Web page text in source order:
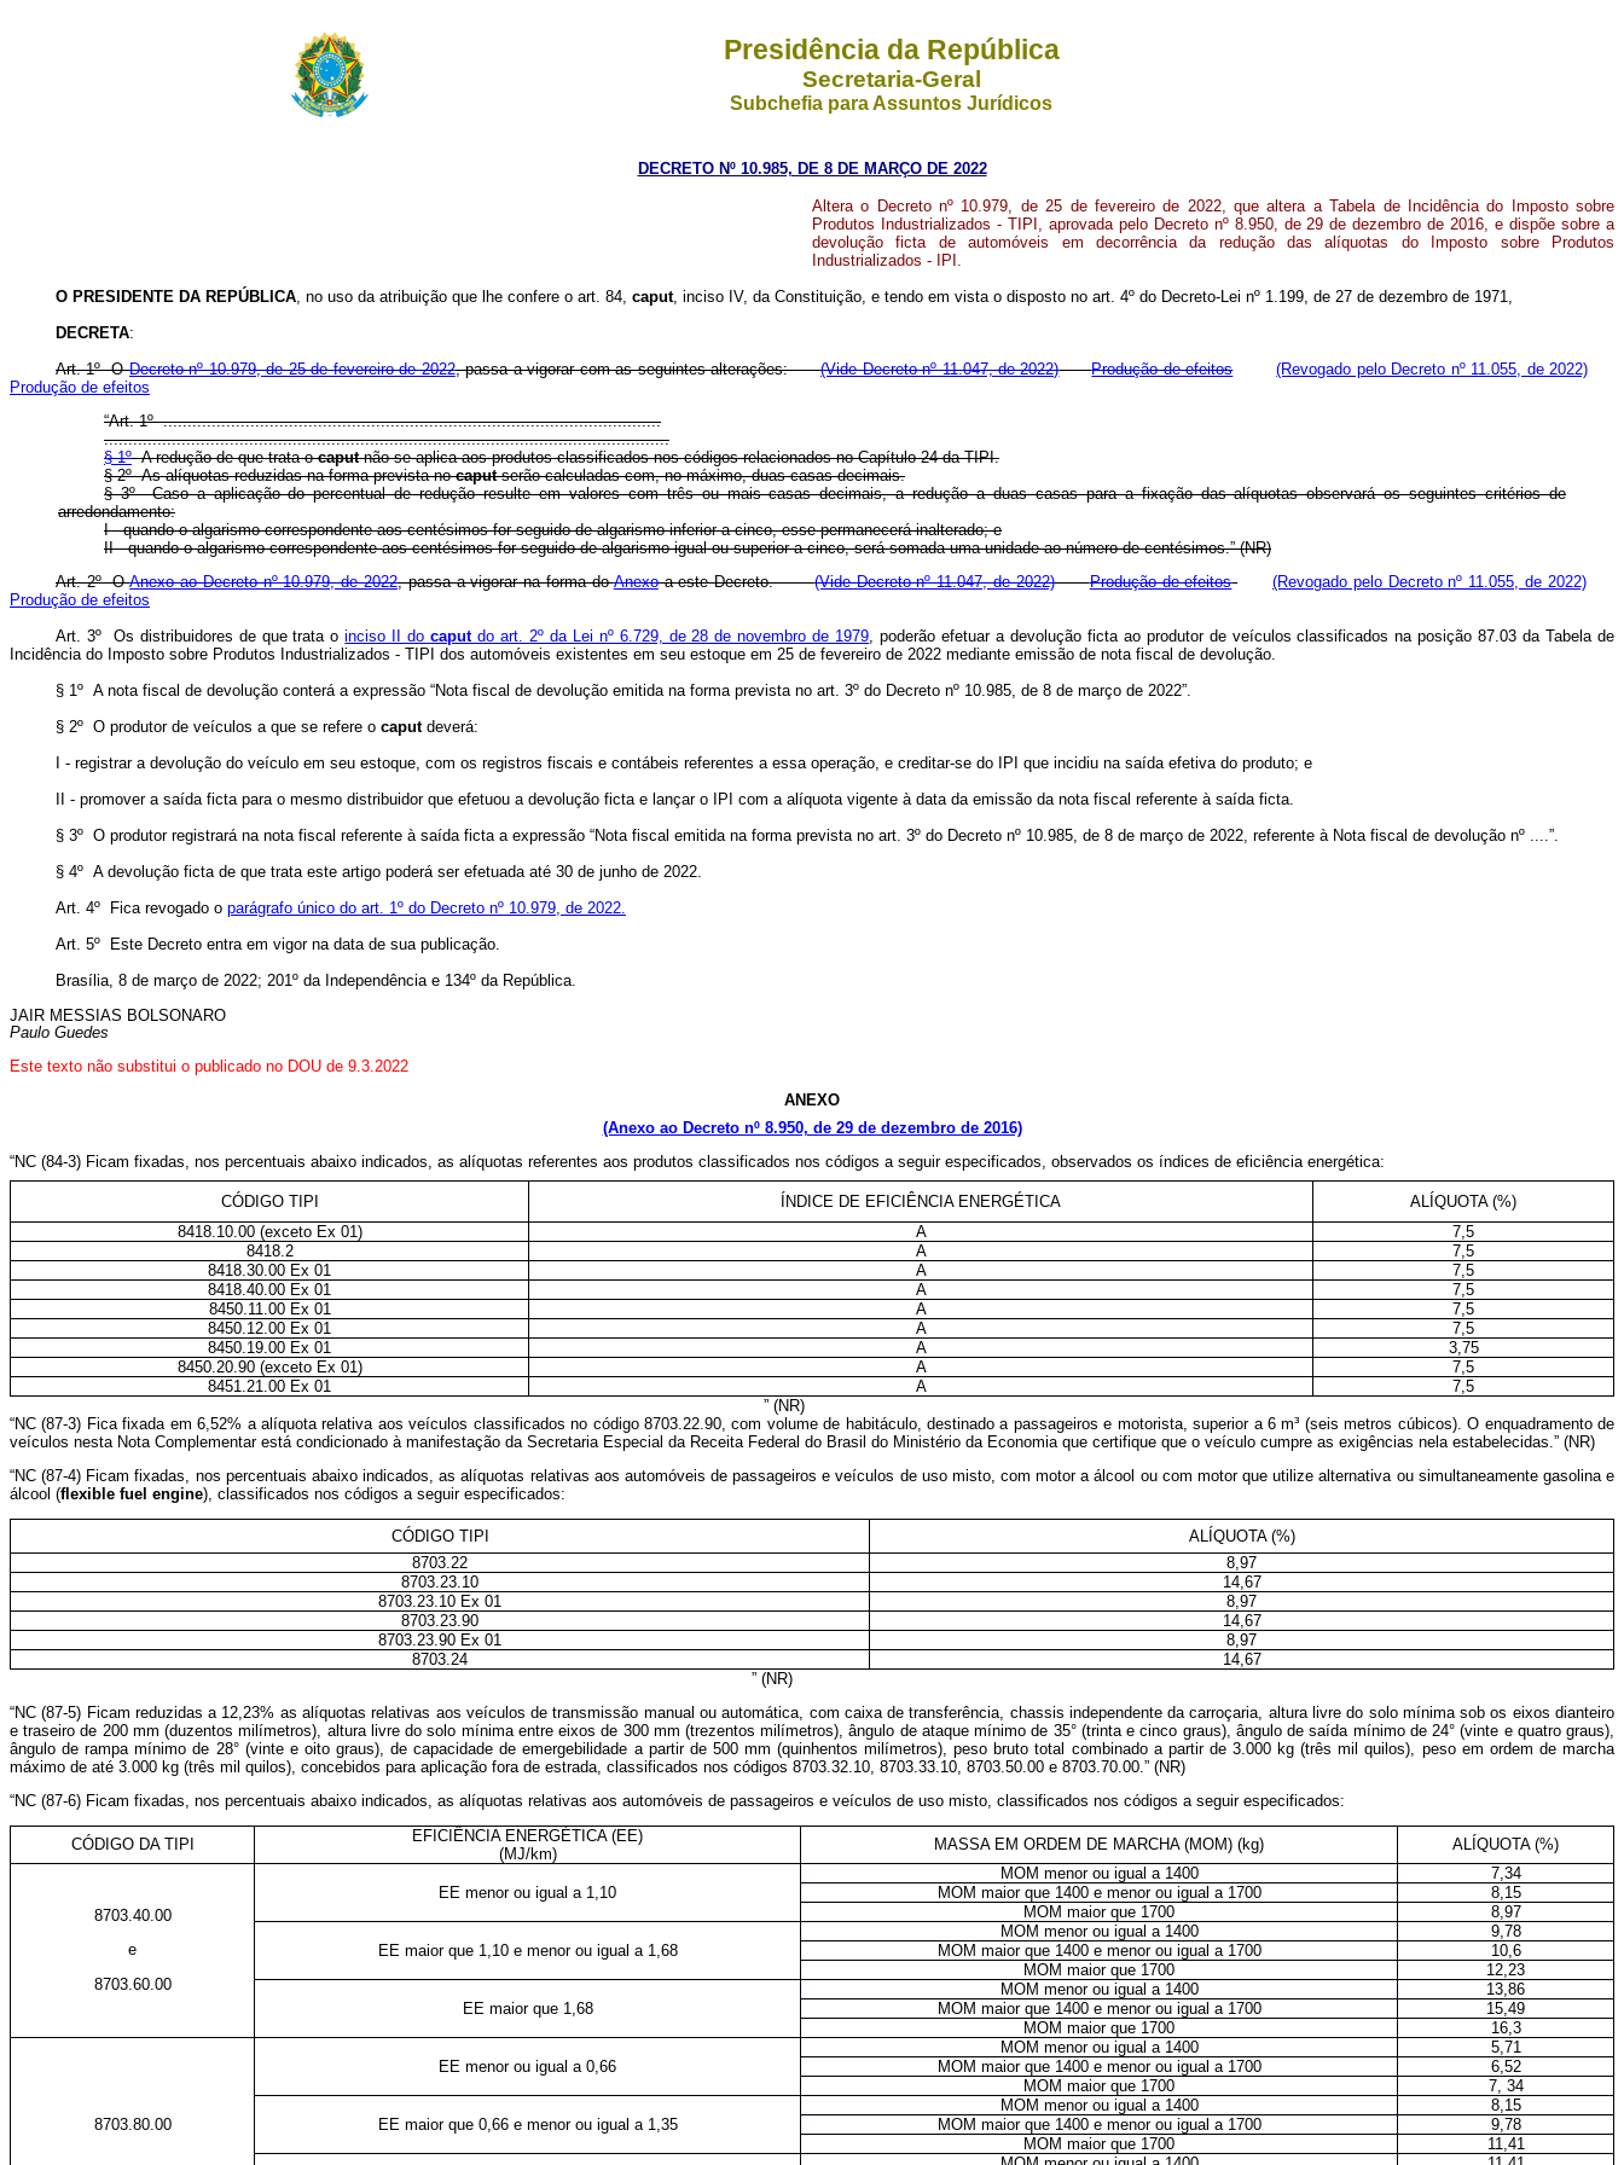
Presidência da República
Secretaria-Geral
Subchefia para Assuntos Jurídicos
DECRETO Nº 10.985, DE 8 DE MARÇO DE 2022
Altera o Decreto nº 10.979, de 25 de fevereiro de 2022, que altera a Tabela de Incidência do Imposto sobre
Produtos Industrializados - TIPI, aprovada pelo Decreto nº 8.950, de 29 de dezembro de 2016, e dispõe sobre a
devolução ficta de automóveis em decorrência da redução das alíquotas do Imposto sobre Produtos
Industrializados - IPI.
O PRESIDENTE DA REPÚBLICA, no uso da atribuição que lhe confere o art. 84, caput, inciso IV, da Constituição, e tendo em vista o disposto no art. 4º do Decreto-Lei nº 1.199, de 27 de dezembro de 1971,
DECRETA:
Art. 1º ODecreto nº 10.979, de 25 de fevereiro de 2022, passa a vigorar com as seguintes alterações:(Vide Decreto nº 11.047, de 2022) Produção de efeitos
(Revogado pelo Decreto nº 11.055, de 2022)
Produção de efeitos
“Art. 1º .......................................................................................................
.....................................................................................................................
§ 1ºA redução de que trata ocaputnão se aplica aos produtos classificados nos códigos relacionados no Capítulo 24 da TIPI.
§ 2º As alíquotas reduzidas na forma prevista nocaputserão calculadas com, no máximo, duas casas decimais.
§ 3º Caso a aplicação do percentual de redução resulte em valores com três ou mais casas decimais, a redução a duas casas para a fixação das alíquotas observará os seguintes critérios de
arredondamento:
I - quando o algarismo correspondente aos centésimos for seguido de algarismo inferior a cinco, esse permanecerá inalterado; e
II - quando o algarismo correspondente aos centésimos for seguido de algarismo igual ou superior a cinco, será somada uma unidade ao número de centésimos.” (NR)
Art. 2º OAnexo ao Decreto nº 10.979, de 2022, passa a vigorar na forma doAnexoa este Decreto.(Vide Decreto nº 11.047, de 2022) Produção de efeitos
(Revogado pelo Decreto nº 11.055, de 2022)
Produção de efeitos
Art. 3º Os distribuidores de que trata oinciso II docaputdo art. 2º da Lei nº 6.729, de 28 de novembro de 1979, poderão efetuar a devolução ficta ao produtor de veículos classificados na posição 87.03 da Tabela de
Incidência do Imposto sobre Produtos Industrializados - TIPI dos automóveis existentes em seu estoque em 25 de fevereiro de 2022 mediante emissão de nota fiscal de devolução.
§ 1º A nota fiscal de devolução conterá a expressão “Nota fiscal de devolução emitida na forma prevista no art. 3º do Decreto nº 10.985, de 8 de março de 2022”.
§ 2º O produtor de veículos a que se refere o caput deverá:
I - registrar a devolução do veículo em seu estoque, com os registros fiscais e contábeis referentes a essa operação, e creditar-se do IPI que incidiu na saída efetiva do produto; e
II - promover a saída ficta para o mesmo distribuidor que efetuou a devolução ficta e lançar o IPI com a alíquota vigente à data da emissão da nota fiscal referente à saída ficta.
§ 3º O produtor registrará na nota fiscal referente à saída ficta a expressão “Nota fiscal emitida na forma prevista no art. 3º do Decreto nº 10.985, de 8 de março de 2022, referente à Nota fiscal de devolução nº ....”.
§ 4º A devolução ficta de que trata este artigo poderá ser efetuada até 30 de junho de 2022.
Art. 4º Fica revogado o parágrafo único do art. 1º do Decreto nº 10.979, de 2022.
Art. 5º Este Decreto entra em vigor na data de sua publicação.
Brasília, 8 de março de 2022; 201º da Independência e 134º da República.
JAIR MESSIAS BOLSONARO
Paulo Guedes
Este texto não substitui o publicado no DOU de 9.3.2022
ANEXO
(Anexo ao Decreto nº 8.950, de 29 de dezembro de 2016)
“NC (84-3) Ficam fixadas, nos percentuais abaixo indicados, as alíquotas referentes aos produtos classificados nos códigos a seguir especificados, observados os índices de eficiência energética:
CÓDIGO TIPI ÍNDICE DE EFICIÊNCIA ENERGÉTICA
ALÍQUOTA (%)
8418.10.00 (exceto Ex 01)
A
7,5
8418.2
A
7,5
8418.30.00 Ex 01
A
7,5
8418.40.00 Ex 01
A
7,5
8450.11.00 Ex 01
A
7,5
8450.12.00 Ex 01
A
7,5
8450.19.00 Ex 01
A
3,75
8450.20.90 (exceto Ex 01)
A
7,5
8451.21.00 Ex 01
A
7,5
” (NR)
“NC (87-3) Fica fixada em 6,52% a alíquota relativa aos veículos classificados no código 8703.22.90, com volume de habitáculo, destinado a passageiros e motorista, superior a 6 m³ (seis metros cúbicos). O enquadramento de
veículos nesta Nota Complementar está condicionado à manifestação da Secretaria Especial da Receita Federal do Brasil do Ministério da Economia que certifique que o veículo cumpre as exigências nela estabelecidas.” (NR)
“NC (87-4) Ficam fixadas, nos percentuais abaixo indicados, as alíquotas relativas aos automóveis de passageiros e veículos de uso misto, com motor a álcool ou com motor que utilize alternativa ou simultaneamente gasolina e
álcool (flexible fuel engine), classificados nos códigos a seguir especificados:
CÓDIGO TIPI
ALÍQUOTA (%)
8703.22
8,97
8703.23.10
14,67
8703.23.10 Ex 01
8,97
8703.23.90
14,67
8703.23.90 Ex 01
8,97
8703.24
14,67
” (NR)
“NC (87-5) Ficam reduzidas a 12,23% as alíquotas relativas aos veículos de transmissão manual ou automática, com caixa de transferência, chassis independente da carroçaria, altura livre do solo mínima sob os eixos dianteiro
e traseiro de 200 mm (duzentos milímetros), altura livre do solo mínima entre eixos de 300 mm (trezentos milímetros), ângulo de ataque mínimo de 35° (trinta e cinco graus), ângulo de saída mínimo de 24° (vinte e quatro graus),
ângulo de rampa mínimo de 28° (vinte e oito graus), de capacidade de emergebilidade a partir de 500 mm (quinhentos milímetros), peso bruto total combinado a partir de 3.000 kg (três mil quilos), peso em ordem de marcha
máximo de até 3.000 kg (três mil quilos), concebidos para aplicação fora de estrada, classificados nos códigos 8703.32.10, 8703.33.10, 8703.50.00 e 8703.70.00.” (NR)
“NC (87-6) Ficam fixadas, nos percentuais abaixo indicados, as alíquotas relativas aos automóveis de passageiros e veículos de uso misto, classificados nos códigos a seguir especificados:
CÓDIGO DA TIPI
EFICIÊNCIA ENERGÉTICA (EE)
(MJ/km)
MASSA EM ORDEM DE MARCHA (MOM) (kg) ALÍQUOTA (%)
8703.40.00
e
8703.60.00
EE menor ou igual a 1,10
MOM menor ou igual a 1400
7,34
MOM maior que 1400 e menor ou igual a 1700
8,15
MOM maior que 1700
8,97
EE maior que 1,10 e menor ou igual a 1,68
MOM menor ou igual a 1400
9,78
MOM maior que 1400 e menor ou igual a 1700
10,6
MOM maior que 1700
12,23
EE maior que 1,68
MOM menor ou igual a 1400
13,86
MOM maior que 1400 e menor ou igual a 1700
15,49
MOM maior que 1700
16,3
8703.80.00
EE menor ou igual a 0,66
MOM menor ou igual a 1400
5,71
MOM maior que 1400 e menor ou igual a 1700
6,52
MOM maior que 1700
7, 34
EE maior que 0,66 e menor ou igual a 1,35
MOM menor ou igual a 1400
8,15
MOM maior que 1400 e menor ou igual a 1700
9,78
MOM maior que 1700
11,41